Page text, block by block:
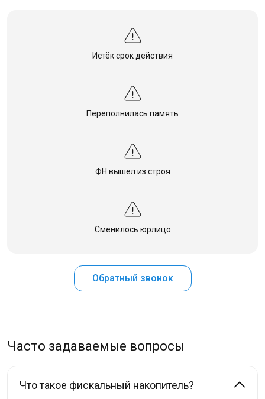
Обратный звонок
Истёк срок действия
Переполнилась память
ФН вышел из строя
Сменилось юрлицо
Часто задаваемые вопросы
Что такое фискальный накопитель?